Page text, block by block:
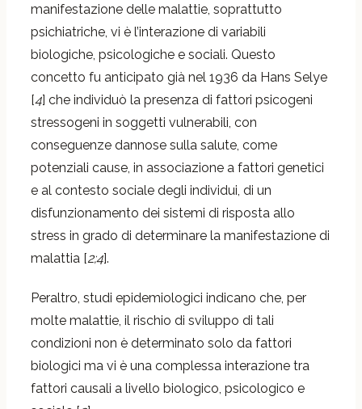
manifestazione delle malattie, soprattutto
psichiatriche, vi è l’interazione di variabili
biologiche, psicologiche e sociali. Questo
concetto fu anticipato già nel 1936 da Hans Selye
[4] che individuò la presenza di fattori psicogeni
stressogeni in soggetti vulnerabili, con
conseguenze dannose sulla salute, come
potenziali cause, in associazione a fattori genetici
e al contesto sociale degli individui, di un
disfunzionamento dei sistemi di risposta allo
stress in grado di determinare la manifestazione di
malattia [2;4].
Peraltro, studi epidemiologici indicano che, per
molte malattie, il rischio di sviluppo di tali
condizioni non è determinato solo da fattori
biologici ma vi è una complessa interazione tra
fattori causali a livello biologico, psicologico e